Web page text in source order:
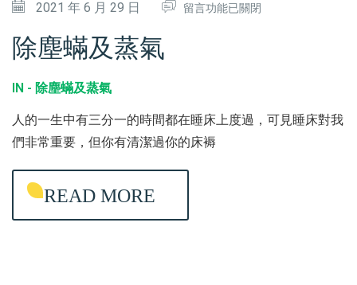
2021 年 6 月 29 日
在
及
蒸
氣
中
留言功能已關閉
除塵蟎及蒸氣
IN - 除塵蟎及蒸氣
人的一生中有三分一的時間都在睡床上度過，可見睡床對我
們非常重要，但你有清潔過你的床褥
READ MORE